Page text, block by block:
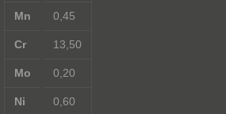
Mn
Cr
Mo
Ni
0,45
13,50
0,20
0,60